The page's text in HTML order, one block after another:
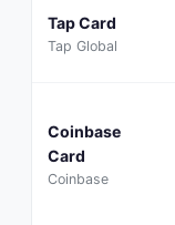
Tap Card
Tap Global
Coinbase
Card
Coinbase